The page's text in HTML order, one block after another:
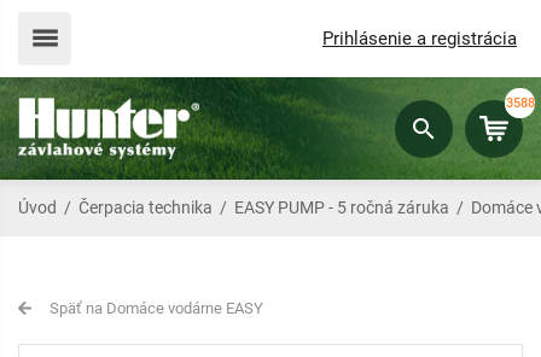
Prihlásenie a registrácia
3588
Úvod / Čerpacia technika / EASY PUMP - 5 ročná záruka / Domáce
Späť na Domáce vodárne EASY